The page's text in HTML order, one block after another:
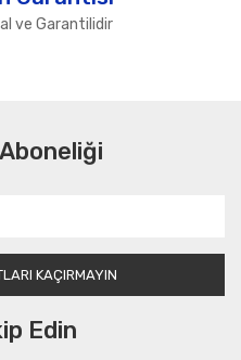
ve Garantilidir
KAÇIRMAYIN
Edin